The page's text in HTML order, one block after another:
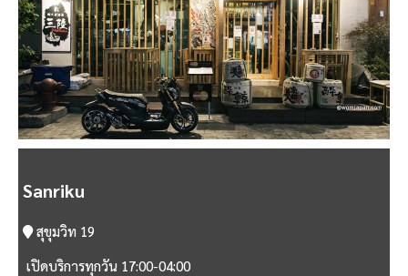
Sanriku
สุขุมวิท 19
เปิดบริการทุกวัน 17:00-04:00